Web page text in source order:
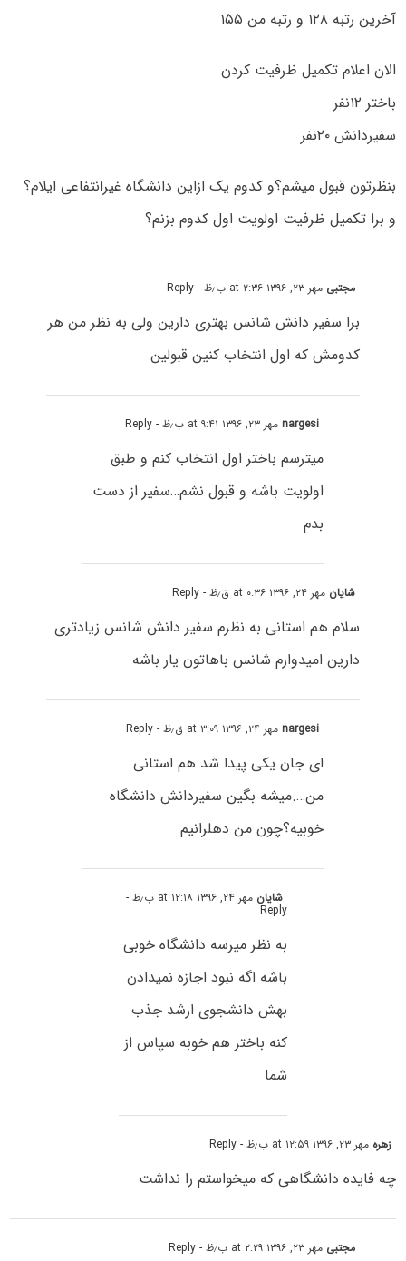
آخرین رتبه ۱۲۸ و رتبه من ۱۵۵
الان اعلام تکمیل ظرفیت کردن
باختر ۱۲نفر
سفیردانش ۲۰نفر
بنظرتون قبول میشم؟و کدوم یک ازاین دانشگاه غیرانتفاعی ایلام؟
و برا تکمیل ظرفیت اولویت اول کدوم بزنم؟
مجتبی مهر ۲۳, ۱۳۹۶ at ۲:۳۶ ب٫ظ - Reply
برا سفیر دانش شانس بهتری دارین ولی به نظر من هر
کدومش که اول انتخاب کنین قبولین
nargesiمهر ۲۳, ۱۳۹۶ at ۹:۴۱ ب٫ظ - Reply
میترسم باختر اول انتخاب کنم و طبق
اولویت باشه و قبول نشم…سفیر از دست
بدم
شایان مهر ۲۴, ۱۳۹۶ at ۰:۳۶ ق٫ظ - Reply
سلام هم استانی به نظرم سفیر دانش شانس زیادتری
دارین امیدوارم شانس باهاتون یار باشه
nargesiمهر ۲۴, ۱۳۹۶ at ۳:۰۹ ق٫ظ - Reply
ای جان یکی پیدا شد هم استانی
من….میشه بگین سفیردانش دانشگاه
خوبیه؟چون من دهلرانیم
شایان مهر ۲۴, ۱۳۹۶ at ۱۲:۱۸ ب٫ظ -
Reply
به نظر میرسه دانشگاه خوبی
باشه اگه نبود اجازه نمیدادن
بهش دانشجوی ارشد جذب
کنه باختر هم خوبه سپاس از
شما
زهره مهر ۲۳, ۱۳۹۶ at ۱۲:۵۹ ب٫ظ - Reply
چه فایده دانشگاهی که میخواستم را نداشت
مجتبی مهر ۲۳, ۱۳۹۶ at ۲:۲۹ ب٫ظ - Reply